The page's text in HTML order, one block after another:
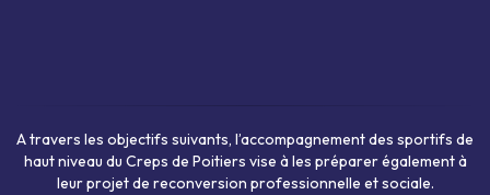
A travers les objectifs suivants, l’accompagnement des sportifs de
haut niveau du Creps de Poitiers vise à les préparer également à
leur projet de reconversion professionnelle et sociale.